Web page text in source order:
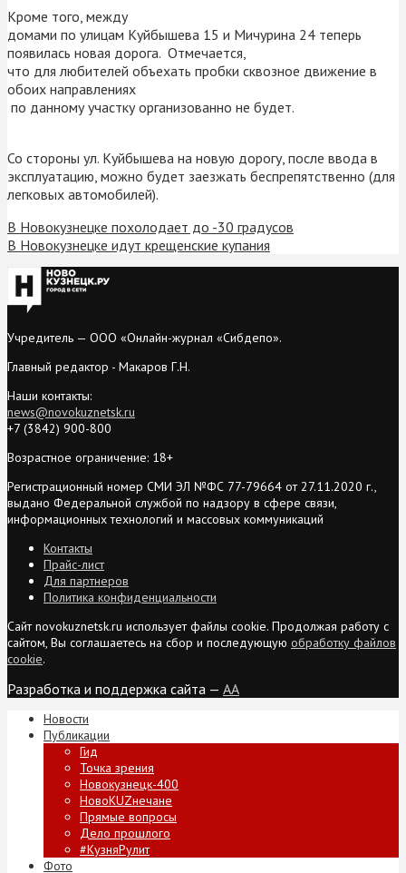
Кроме того, между
домами по улицам Куйбышева 15 и Мичурина 24 теперь
появилась новая дорога. Отмечается,
что для любителей объехать пробки сквозное движение в
обоих направлениях
по данному участку организованно не будет.
Со стороны ул. Куйбышева на новую дорогу, после ввода в
эксплуатацию, можно будет заезжать беспрепятственно (для
легковых автомобилей).
В Новокузнецке похолодает до -30 градусов
В Новокузнецке идут крещенские купания
Учредитель — ООО «Онлайн-журнал «Сибдепо».
Главный редактор - Макаров Г.Н.
Наши контакты:
news@novokuznetsk.ru
+7 (3842) 900-800
Возрастное ограничение: 18+
Регистрационный номер СМИ ЭЛ №ФС 77-79664 от 27.11.2020 г.,
выдано Федеральной службой по надзору в сфере связи,
информационных технологий и массовых коммуникаций
Контакты
Прайс-лист
Для партнеров
Политика конфиденциальности
Сайт novokuznetsk.ru использует файлы cookie. Продолжая работу с
сайтом, Вы соглашаетесь на сбор и последующую обработку файлов
cookie.
Разработка и поддержка сайта — AA
Новости
Публикации
Гид
Точка зрения
Новокузнецк-400
НовоKUZнечане
Прямые вопросы
Дело прошлого
#КузняРулит
Фото